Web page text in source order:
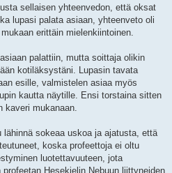
sellaisen yhteenvedon, että oksat
lupasi palata asiaan, yhteenveto oli
erittäin mielenkiintoinen.
palattiin, mutta soittaja olikin
kotiläksystäni. Lupasin tavata
esille, valmistelen asiaa myös
kautta näytille. Ensi torstaina sitten
kaveri mukanaan.
lähinnä sokeaa uskoa ja ajatusta, että
koska profeettoja ei oltu
luotettavuuteen, jota
Hesekielin Nebuun liittyneiden